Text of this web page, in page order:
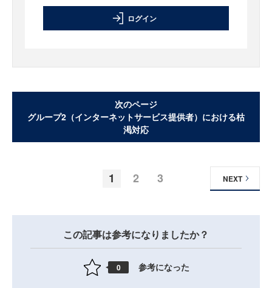
ログイン
次のページ
グループ2（インターネットサービス提供者）における枯
渇対応
1 2 3 NEXT
この記事は参考になりましたか？
0 参考になった